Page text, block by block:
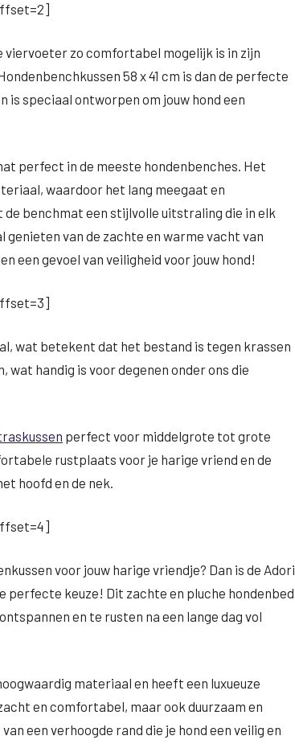
zo comfortabel mogelijk is in zijn
58 x 41 cm is dan de perfecte
is speciaal ontworpen om jouw hond een
perfect in de meeste hondenbenches. Het
waardoor het lang meegaat en
benchmat een stijlvolle uitstraling die in elk
van de zachte en warme vacht van
een gevoel van veiligheid voor jouw hond!
wat betekent dat het bestand is tegen krassen
handig is voor degenen onder ons die
perfect voor middelgrote tot grote
rustplaats voor je harige vriend en de
hoofd en de nek.
voor jouw harige vriendje? Dan is de Adori
perfecte keuze! Dit zachte en pluche hondenbed
en te rusten na een lange dag vol
materiaal en heeft een luxueuze
en comfortabel, maar ook duurzaam en
een verhoogde rand die je hond een veilig en